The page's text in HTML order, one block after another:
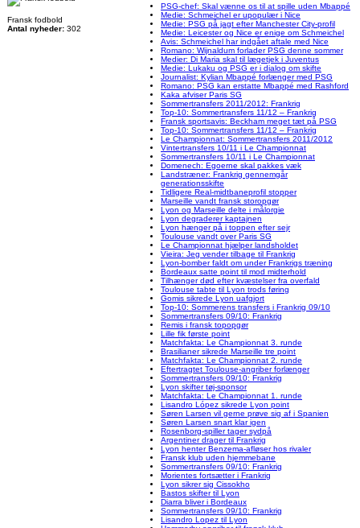
Fransk fodbold
Antal nyheder: 302
PSG-chef: Skal vænne os til at spille uden Mbappé
Medie: Schmeichel er upopulær i Nice
Medie: PSG på jagt efter Manchester City-profil
Medie: Leicester og Nice er enige om Schmeichel
Avis: Schmeichel har indgået aftale med Nice
Romano: Wijnaldum forlader PSG denne sommer
Medier: Di Maria skal til lægetjek i Juventus
Medie: Lukaku og PSG er i dialog om skifte
Journalist: Kylian Mbappé forlænger med PSG
Romano: PSG kan erstatte Mbappé med Rashford
Kaka afviser Paris SG
Sommertransfers 2011/2012: Frankrig
Top-10: Sommertransfers 11/12 – Frankrig
Fransk sportsavis: Beckham meget tæt på PSG
Top-10: Sommertransfers 11/12 – Frankrig
Le Championnat: Sommertransfers 2011/2012
Vintertransfers 10/11 i Le Championnat
Sommertransfers 10/11 i Le Championnat
Domenech: Egoerne skal pakkes væk
Landstræner: Frankrig gennemgår
generationsskifte
Tidligere Real-midtbaneprofil stopper
Marseille vandt fransk storopgør
Lyon og Marseille delte i målorgie
Lyon degraderer kaptajnen
Lyon hænger på i toppen efter sejr
Toulouse vandt over Paris SG
Le Championnat hjælper landsholdet
Vieira: Jeg vender tilbage til Frankrig
Lyon-bomber faldt om under Frankrigs træning
Bordeaux satte point til mod midterhold
Tilhænger død efter kvæstelser fra overfald
Toulouse tabte til Lyon trods føring
Gomis sikrede Lyon uafgjort
Top-10: Sommerens transfers i Frankrig 09/10
Sommertransfers 09/10: Frankrig
Remis i fransk topopgør
Lille fik første point
Matchfakta: Le Championnat 3. runde
Brasilianer sikrede Marseille tre point
Matchfakta: Le Championnat 2. runde
Eftertragtet Toulouse-angriber forlænger
Sommertransfers 09/10: Frankrig
Lyon skifter tøj-sponsor
Matchfakta: Le Championnat 1. runde
Lisandro López sikrede Lyon point
Søren Larsen vil gerne prøve sig af i Spanien
Søren Larsen snart klar igen
Rosenborg-spiller tager sydpå
Argentiner drager til Frankrig
Lyon henter Benzema-afløser hos rivaler
Fransk klub uden hjemmebane
Sommertransfers 09/10: Frankrig
Morientes fortsætter i Frankrig
Lyon sikrer sig Cissokho
Bastos skifter til Lyon
Diarra bliver i Bordeaux
Sommertransfers 09/10: Frankrig
Lisandro Lopez til Lyon